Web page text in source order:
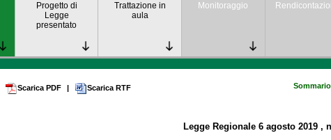
Progetto di
Legge
presentato
Trattazione in
aula
Monitoraggio
Scarica PDF | Scarica RTF Sommario
Legge Regionale6 agosto 2019,